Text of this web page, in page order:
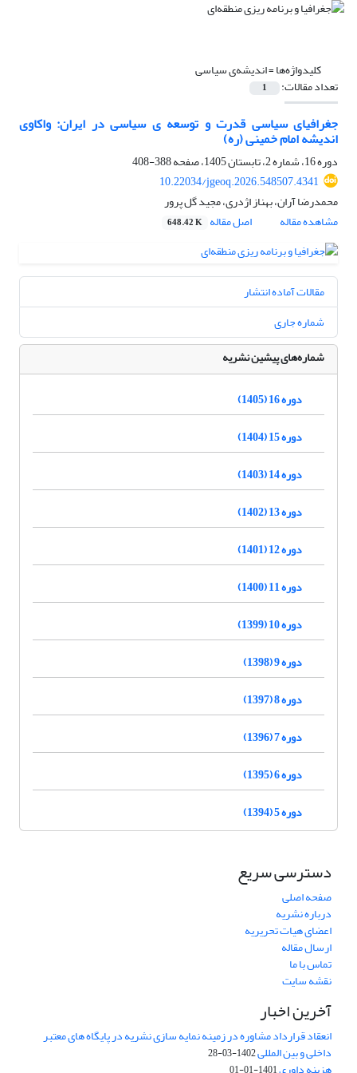
کلیدواژه‌ها =اندیشه‌ی سیاسی
تعداد مقالات: 1
جغرافیای سیاسی قدرت و توسعه ‌ی سیاسی در ایران: واکاوی
اندیشه امام خمینی (ره)
دوره 16، شماره 2، تابستان 1405، صفحه
388-408
10.22034/jgeoq.2026.548507.4341
محمدرضا آران، بهناز اژدری، مجید گل پرور
مشاهده مقاله
اصل مقاله 648.42 K
مقالات آماده انتشار
شماره جاری
شماره‌های پیشین نشریه
دوره 16 (1405)
دوره 15 (1404)
دوره 14 (1403)
دوره 13 (1402)
دوره 12 (1401)
دوره 11 (1400)
دوره 10 (1399)
دوره 9 (1398)
دوره 8 (1397)
دوره 7 (1396)
دوره 6 (1395)
دوره 5 (1394)
دسترسی سریع
صفحه اصلی
درباره نشریه
اعضای هیات تحریریه
ارسال مقاله
تماس با ما
نقشه سایت
آخرین اخبار
انعقاد قرارداد مشاوره در زمینه نمایه سازی نشریه در پایگاه های معتبر
داخلی و بین المللی1402-03-28